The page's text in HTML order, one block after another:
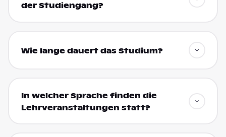
der Studiengang?
Wie lange dauert das Studium?
In welcher Sprache finden die
Lehrveranstaltungen statt?